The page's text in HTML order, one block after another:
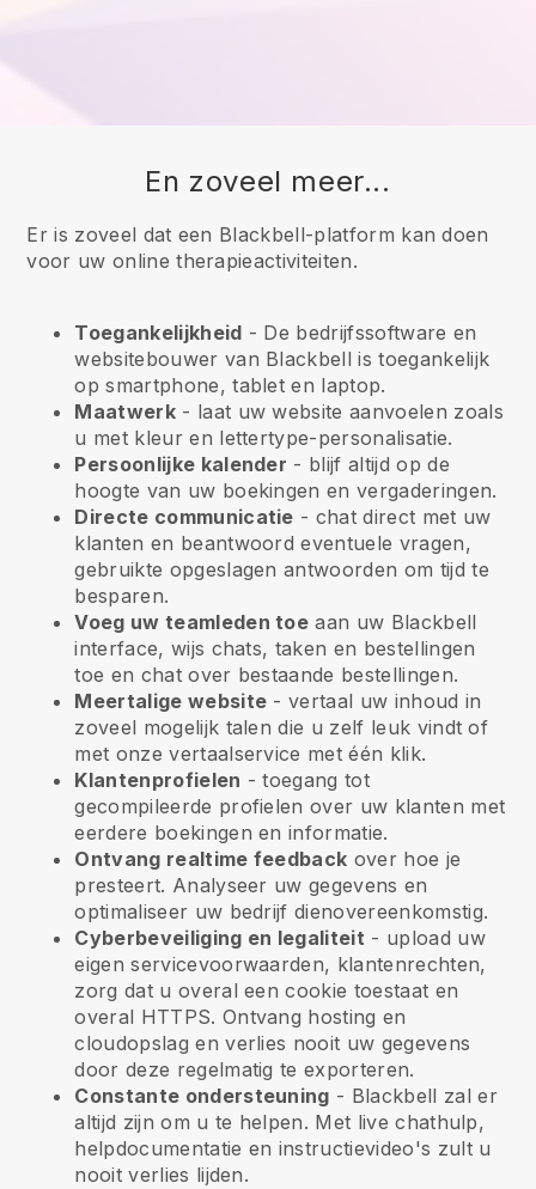
En zoveel meer...
Er is zoveel dat een Blackbell-platform kan doen
voor uw online therapieactiviteiten.
Toegankelijkheid - De bedrijfssoftware en
websitebouwer van Blackbell is toegankelijk
op smartphone, tablet en laptop.
Maatwerk- laat uw website aanvoelen zoals
u met kleur en lettertype-personalisatie.
Persoonlijke kalender - blijf altijd op de
hoogte van uw boekingen en vergaderingen.
Directe communicatie - chat direct met uw
klanten en beantwoord eventuele vragen,
gebruikte opgeslagen antwoorden om tijd te
besparen.
Voeg uw teamleden toe aan uw Blackbell
interface, wijs chats, taken en bestellingen
toe en chat over bestaande bestellingen.
Meertalige website - vertaal uw inhoud in
zoveel mogelijk talen die u zelf leuk vindt of
met onze vertaalservice met één klik.
Klantenprofielen - toegang tot
gecompileerde profielen over uw klanten met
eerdere boekingen en informatie.
Ontvang realtime feedback over hoe je
presteert. Analyseer uw gegevens en
optimaliseer uw bedrijf dienovereenkomstig.
Cyberbeveiliging en legaliteit - upload uw
eigen servicevoorwaarden, klantenrechten,
zorg dat u overal een cookie toestaat en
overal HTTPS. Ontvang hosting en
cloudopslag en verlies nooit uw gegevens
door deze regelmatig te exporteren.
Constante ondersteuning - Blackbell zal er
altijd zijn om u te helpen. Met live chathulp,
helpdocumentatie en instructievideo's zult u
nooit verlies lijden.